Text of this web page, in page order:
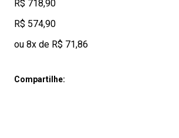
R$ 718,90
R$ 574,90
ou 8x de R$ 71,86
Compartilhe: